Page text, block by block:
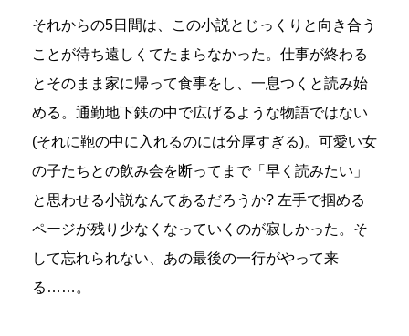
それからの5日間は、この小説とじっくりと向き合う
ことが待ち遠しくてたまらなかった。仕事が終わる
とそのまま家に帰って食事をし、一息つくと読み始
める。通勤地下鉄の中で広げるような物語ではない
(それに鞄の中に入れるのには分厚すぎる)。可愛い女
の子たちとの飲み会を断ってまで「早く読みたい」
と思わせる小説なんてあるだろうか? 左手で掴める
ページが残り少なくなっていくのが寂しかった。そ
して忘れられない、あの最後の一行がやって来
る……。